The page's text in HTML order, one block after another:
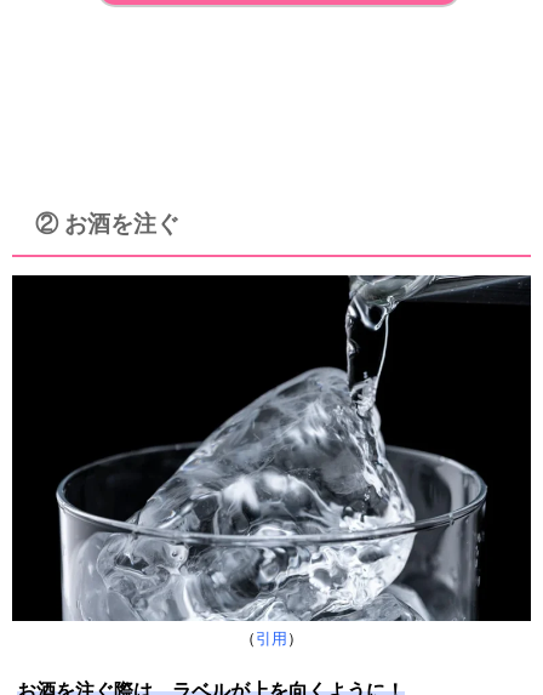
② お酒を注ぐ
（ 引用 ）